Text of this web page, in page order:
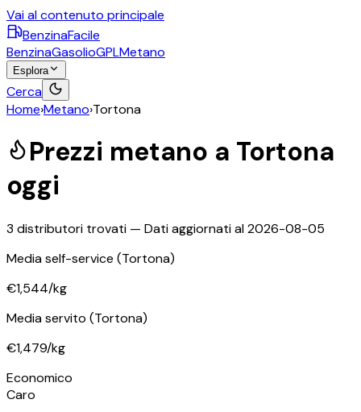
Vai al contenuto principale
BenzinaFacile
BenzinaGasolioGPLMetano
Esplora
Cerca
Home›Metano›Tortona
Prezzi metano a Tortona
oggi
3 distributori trovati — Dati aggiornati al2026-08-05
Media self-service (Tortona)
€1,544/kg
Media servito (Tortona)
€1,479/kg
Economico
Caro